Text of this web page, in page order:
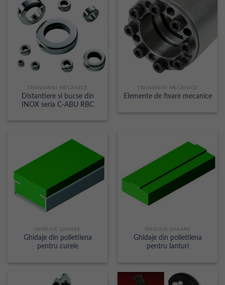
TRANSMISII MECANICE
Distantiere si bucse din
INOX seria C-ABU RBC
TRANSMISII MECANICE
Elemente de fixare mecanice
GHIDAJE LINIARE
Ghidaje din polietilena
pentru curele
GHIDAJE LINIARE
Ghidaje din polietilena
pentru lanturi